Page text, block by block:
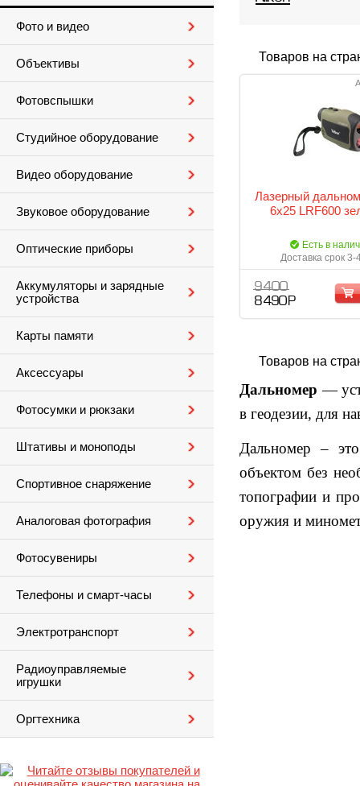
Фото и видео
Объективы
Фотовспышки
Студийное оборудование
Видео оборудование
Звуковое оборудование
Оптические приборы
Аккумуляторы и зарядные
устройства
Карты памяти
Аксессуары
Фотосумки и рюкзаки
Штативы и моноподы
Спортивное снаряжение
Аналоговая фотография
Фотосувениры
Телефоны и смарт-часы
Электротранспорт
Радиоуправляемые
игрушки
Оргтехника
Товаров на
Лазерный
6x25 LRF600
Есть в
Доставка срок 3-
9 400
8 490 Р
Товаров на
Дальномер —
в геодезии, для
Дальномер –
объектом без
топографии и
оружия и